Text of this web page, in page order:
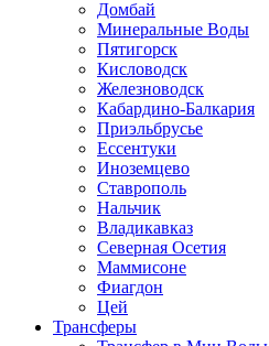
Домбай
Минеральные Воды
Пятигорск
Кисловодск
Железноводск
Кабардино-Балкария
Приэльбрусье
Ессентуки
Иноземцево
Ставрополь
Нальчик
Владикавказ
Северная Осетия
Маммисоне
Фиагдон
Цей
Трансферы